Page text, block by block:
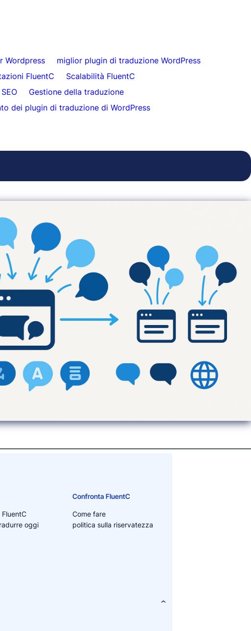
Wordpress
miglior plugin di traduzione WordPress
FluentC
Scalabilità FluentC
Gestione della traduzione
dei plugin di traduzione di WordPress
oggi
Confronta FluentC
Come fare
politica sulla riservatezza